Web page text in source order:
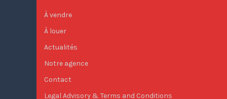
À vendre
À louer
Actualités
Notre agence
Contact
Legal Advisory & Terms and Conditions